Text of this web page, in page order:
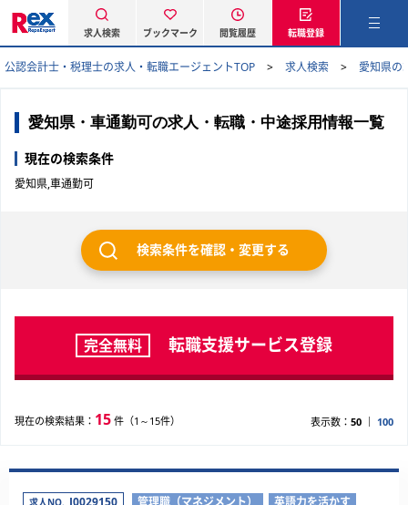
求人検索 ブックマーク 閲覧履歴 転職登録
公認会計士・税理士の求人・転職エージェントTOP 求人検索 愛知県の
愛知県・車通勤可の求人・転職・中途採用情報一覧
現在の検索条件
愛知県,車通勤可
検索条件を確認・変更する
完全無料 転職支援サービス登録
現在の検索結果： 15 件（1～15件） 表示数： 50 100
求人NO. J0029150 管理職（マネジメント）
英語力を活かす